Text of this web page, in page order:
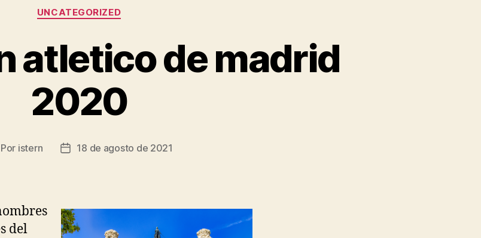
Categorías
UNCATEGORIZED
atletico de madrid
2020
Por istern
Fecha18 de agosto de 2021
del